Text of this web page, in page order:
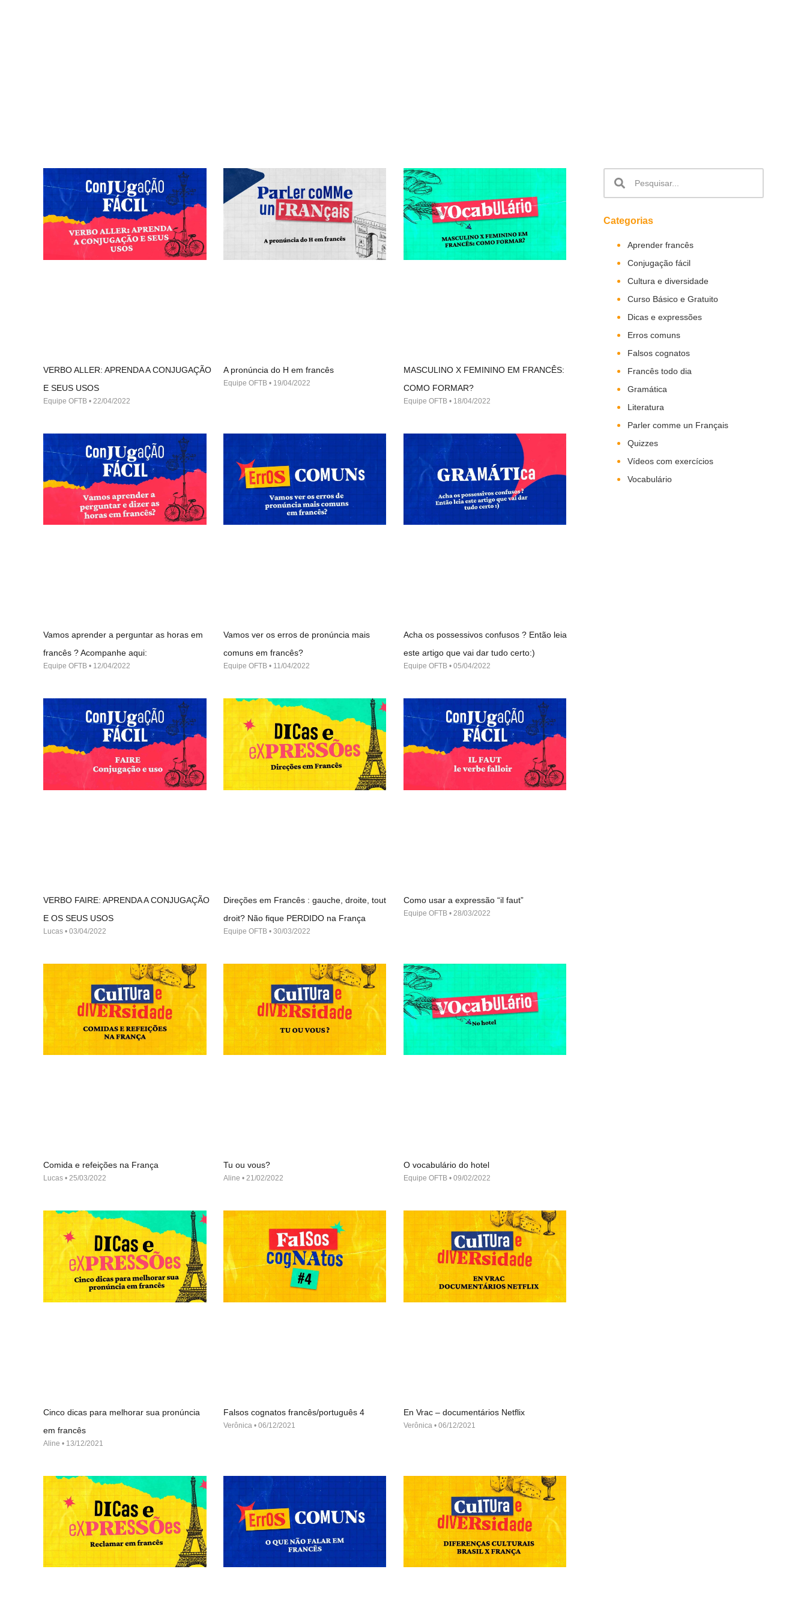
VERBO ALLER: APRENDA A CONJUGAÇÃO
E SEUS USOS
Equipe OFTB 22/04/2022
A pronúncia do H em francês
Equipe OFTB 19/04/2022
MASCULINO X FEMININO EM FRANCÊS:
COMO FORMAR?
Equipe OFTB 18/04/2022
Vamos aprender a perguntar as horas em
francês ? Acompanhe aqui:
Equipe OFTB 12/04/2022
Vamos ver os erros de pronúncia mais
comuns em francês?
Equipe OFTB 11/04/2022
Acha os possessivos confusos ? Então leia
este artigo que vai dar tudo certo:)
Equipe OFTB 05/04/2022
VERBO FAIRE: APRENDA A CONJUGAÇÃO
E OS SEUS USOS
Lucas 03/04/2022
Direções em Francês : gauche, droite, tout
droit? Não fique PERDIDO na França
Equipe OFTB 30/03/2022
Como usar a expressão “il faut”
Equipe OFTB 28/03/2022
Comida e refeições na França
Lucas 25/03/2022
Tu ou vous?
Aline 21/02/2022
O vocabulário do hotel
Equipe OFTB 09/02/2022
Cinco dicas para melhorar sua pronúncia
em francês
Aline 13/12/2021
Falsos cognatos francês/português 4
Verônica 06/12/2021
En Vrac – documentários Netflix
Verônica 06/12/2021
Categorias
Aprender francês
Conjugação fácil
Cultura e diversidade
Curso Básico e Gratuito
Dicas e expressões
Erros comuns
Falsos cognatos
Francês todo dia
Gramática
Literatura
Parler comme un Français
Quizzes
Vídeos com exercícios
Vocabulário